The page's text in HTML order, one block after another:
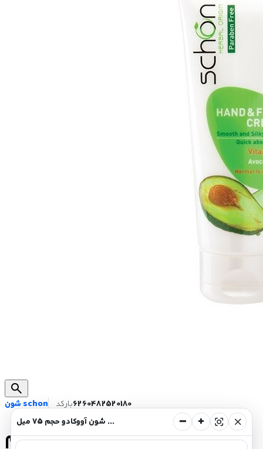
search
کرم تیوپی شون آووکادو حجم 75 میل − + center_focus_strong close
شون schon بارکد6260482520180
کرم تیوپی شون آووکادو حجم